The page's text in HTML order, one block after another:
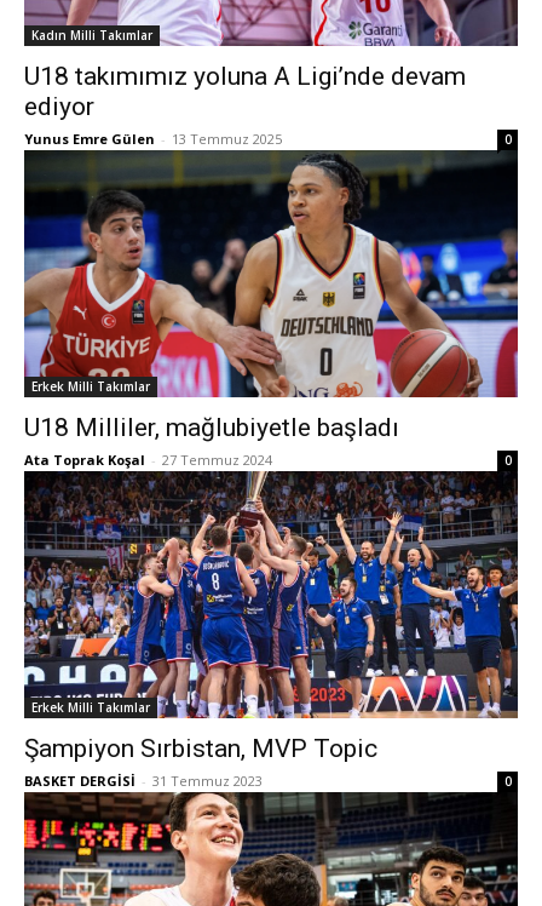
Kadın Milli Takımlar
U18 takımımız yoluna A Ligi’nde devam
ediyor
Yunus Emre Gülen - 13 Temmuz 2025 0
Erkek Milli Takımlar
U18 Milliler, mağlubiyetle başladı
Ata Toprak Koşal - 27 Temmuz 2024 0
Erkek Milli Takımlar
Şampiyon Sırbistan, MVP Topic
BASKET DERGİSİ - 31 Temmuz 2023 0